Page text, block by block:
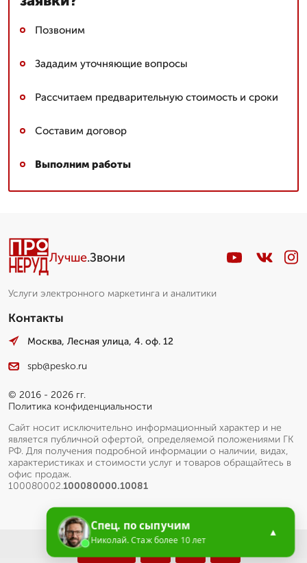
Позвоним
Зададим уточняющие вопросы
Рассчитаем предварительную стоимость и сроки
Составим договор
Выполним работы
Лучше.Звони
Услуги электронного маркетинга и аналитики
Контакты
Москва, Лесная улица, 4. оф. 12
spb@pesko.ru
© 2016 - 2026 гг.
Политика конфиденциальности
Сайт носит исключительно информационный характер и не
является публичной офертой, определяемой положениями ГК
РФ. Для получения подробной информации о наличии, видах,
характеристиках и стоимости услуг и товаров обращайтесь в
офис продаж.
100080002.100080000.10081
Спец. по сыпучим
Николай. Стаж более 10 лет
▲